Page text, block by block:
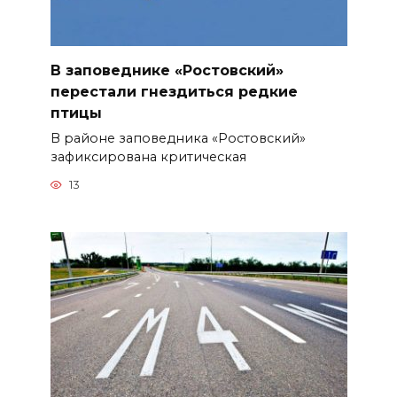
В заповеднике «Ростовский»
перестали гнездиться редкие
птицы
В районе заповедника «Ростовский»
зафиксирована критическая
13